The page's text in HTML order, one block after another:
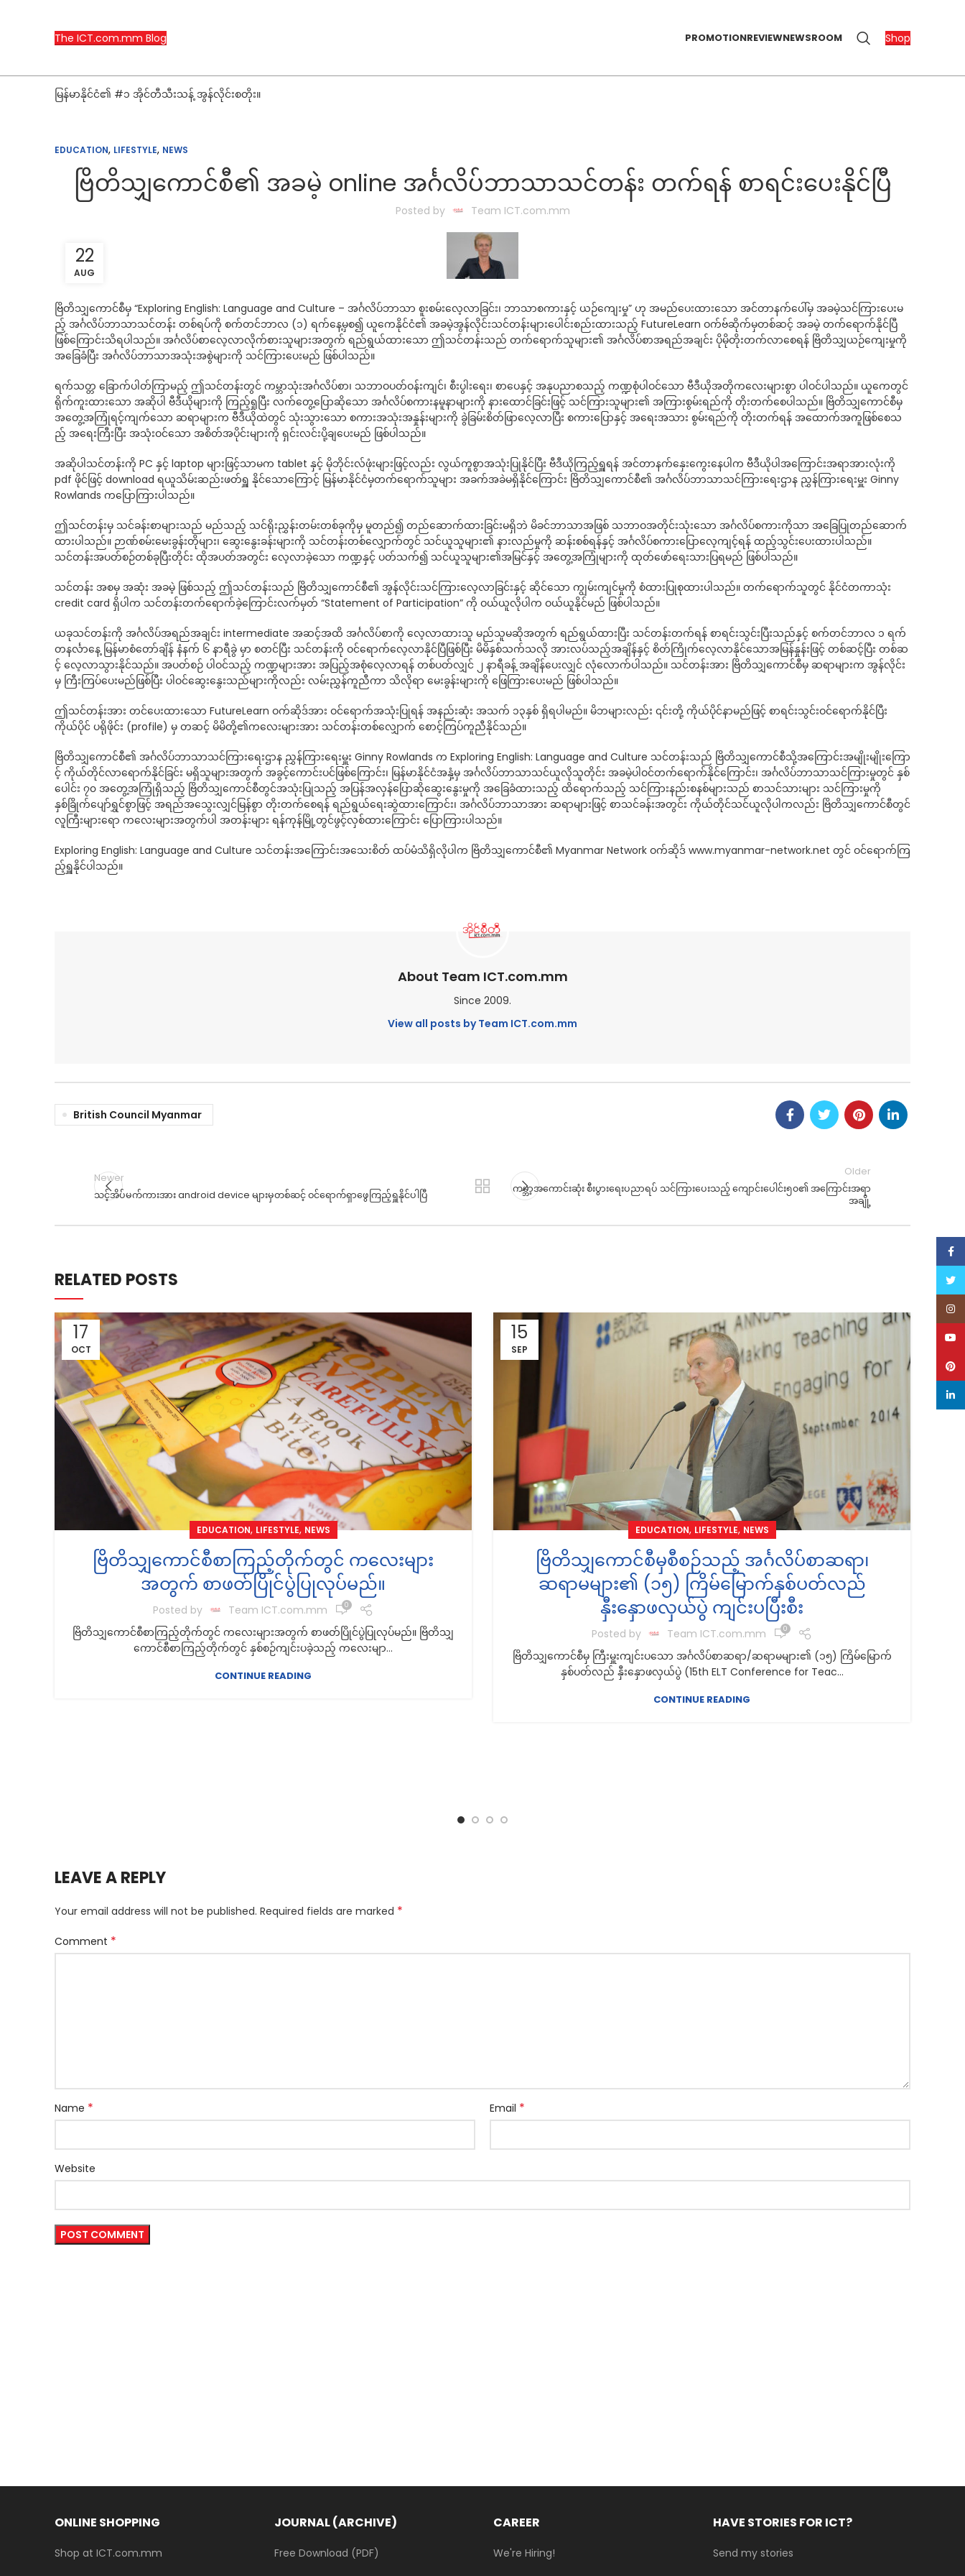
The ICT.com.mm Blog PROMOTIONREVIEWNEWSROOM Shop
မြန်မာနိုင်ငံ၏ #၁ အိုင်တီသီးသန့် အွန်လိုင်းစတိုး။
EDUCATION, LIFESTYLE, NEWS
ဗြိတိသျှကောင်စီ၏ အခမဲ့ online အင်္ဂလိပ်ဘာသာသင်တန်း တက်ရန် စာရင်းပေးနိုင်ပြီ
Posted by Team ICT.com.mm
22
AUG
ဗြိတိသျှကောင်စီမှ “Exploring English: Language and Culture – အင်္ဂလိပ်ဘာသာ စူးစမ်းလေ့လာခြင်း၊ ဘာသာစကားနှင့် ယဉ်ကျေးမှု” ဟု အမည်ပေးထားသော အင်တာနက်ပေါ်မှ အခမဲ့သင်ကြားပေးမ
ည့် အင်္ဂလိပ်ဘာသာသင်တန်း တစ်ရပ်ကို စက်တင်ဘာလ (၁) ရက်နေ့မှစ၍ ယူကေနိုင်ငံ၏ အခမဲ့အွန်လိုင်းသင်တန်းများပေါင်းစည်းထားသည့် FutureLearn ဝက်ဗ်ဆိုက်မှတစ်ဆင့် အခမဲ့ တက်ရောက်နိုင်ပြီ
ဖြစ်ကြောင်းသိရပါသည်။ အင်္ဂလိပ်စာလေ့လာလိုက်စားသူများအတွက် ရည်ရွယ်ထားသော ဤသင်တန်းသည် တက်ရောက်သူများ၏ အင်္ဂလိပ်စာအရည်အချင်း ပိုမိုတိုးတက်လာစေရန် ဗြိတိသျှယဉ်ကျေးမှုကို
အခြေခံပြီး အင်္ဂလိပ်ဘာသာအသုံးအစွဲများကို သင်ကြားပေးမည် ဖြစ်ပါသည်။
ရက်သတ္တ ခြောက်ပါတ်ကြာမည့် ဤသင်တန်းတွင် ကမ္ဘာသုံးအင်္ဂလိပ်စာ၊ သဘာဝပတ်ဝန်းကျင်၊ စီးပွါးရေး၊ စာပေနှင့် အနုပညာစသည့် ကဏ္ဍစုံပါဝင်သော ဗီဒီယိုအတိုကလေးများစွာ ပါဝင်ပါသည်။ ယူကေတွင်
ရိုက်ကူးထားသော အဆိုပါ ဗီဒီယိုများကို ကြည့်ရှုပြီး လက်တွေ့ပြောဆိုသော အင်္ဂလိပ်စကားနမူနာများကို နားထောင်ခြင်းဖြင့် သင်ကြားသူများ၏ အကြားစွမ်းရည်ကို တိုးတက်စေပါသည်။ ဗြိတိသျှကောင်စီမှ
အတွေ့အကြုံရင့်ကျက်သော ဆရာများက ဗီဒီယိုထဲတွင် သုံးသွားသော စကားအသုံးအနှုန်းများကို ခွဲခြမ်းစိတ်ဖြာလေ့လာပြီး စကားပြောနှင့် အရေးအသား စွမ်းရည်ကို တိုးတက်ရန် အထောက်အကူဖြစ်စေသ
ည့် အရေးကြီးပြီး အသုံးဝင်သော အစိတ်အပိုင်းများကို ရှင်းလင်းပို့ချပေးမည် ဖြစ်ပါသည်။
အဆိုပါသင်တန်းကို PC နှင့် laptop များဖြင့်သာမက tablet နှင့် မိုဘိုင်းလ်ဖုံးများဖြင့်လည်း လွယ်ကူစွာအသုံးပြုနိုင်ပြီး ဗီဒီယိုကြည့်ရှူရန် အင်တာနက်နှေးကွေးနေပါက ဗီဒီယိုပါအကြောင်းအရာအားလုံးကို
pdf ဖိုင်ဖြင့် download ရယူသိမ်းဆည်းဖတ်ရှူ နိုင်သောကြောင့် မြန်မာနိုင်ငံမှတက်ရောက်သူများ အခက်အခဲမရှိနိုင်ကြောင်း ဗြိတိသျှကောင်စီ၏ အင်္ဂလိပ်ဘာသာသင်ကြားရေးဌာန ညွှန်ကြားရေးမှူး Ginny
Rowlands ကပြောကြားပါသည်။
ဤသင်တန်းမှ သင်ခန်းစာများသည် မည်သည့် သင်ရိုးညွှန်းတမ်းတစ်ခုကိုမှ မူတည်၍ တည်ဆောက်ထားခြင်းမရှိဘဲ မိခင်ဘာသာအဖြစ် သဘာဝအတိုင်းသုံးသော အင်္ဂလိပ်စကားကိုသာ အခြေပြုတည်ဆောက်
ထားပါသည်။ ဉာဏ်စမ်းမေးခွန်းတိုများ၊ ဆွေးနွေးခန်းများကို သင်တန်းတစ်လျှောက်တွင် သင်ယူသူများ၏ နားလည်မှုကို ဆန်းစစ်ရန်နှင့် အင်္ဂလိပ်စကားပြောလေ့ကျင့်ရန် ထည့်သွင်းပေးထားပါသည်။
သင်တန်းအပတ်စဉ်တစ်ခုပြီးတိုင်း ထိုအပတ်အတွင်း လေ့လာခဲ့သော ကဏ္ဍနှင့် ပတ်သက်၍ သင်ယူသူများ၏အမြင်နှင့် အတွေ့အကြုံများကို ထုတ်ဖော်ရေးသားပြရမည် ဖြစ်ပါသည်။
သင်တန်း အစမှ အဆုံး အခမဲ့ ဖြစ်သည့် ဤသင်တန်းသည် ဗြိတိသျှကောင်စီ၏ အွန်လိုင်းသင်ကြားလေ့လာခြင်းနှင့် ဆိုင်သော ကျွမ်းကျင်မှုကို စံထားပြုစုထားပါသည်။ တက်ရောက်သူတွင် နိုင်ငံတကာသုံး
credit card ရှိပါက သင်တန်းတက်ရောက်ခဲ့ကြောင်းလက်မှတ် “Statement of Participation” ကို ဝယ်ယူလိုပါက ဝယ်ယူနိုင်မည် ဖြစ်ပါသည်။
ယခုသင်တန်းကို အင်္ဂလိပ်အရည်အချင်း intermediate အဆင့်အထိ အင်္ဂလိပ်စာကို လေ့လာထားသူ မည်သူမဆိုအတွက် ရည်ရွယ်ထားပြီး သင်တန်းတက်ရန် စာရင်းသွင်းပြီးသည်နှင့် စက်တင်ဘာလ ၁ ရက်
တနင်္လာနေ့ မြန်မာစံတော်ချိန် နံနက် ၆ နာရီခွဲ မှာ စတင်ပြီး သင်တန်းကို ဝင်ရောက်လေ့လာနိုင်ပြီဖြစ်ပြီး မိမိနှစ်သက်သလို အားလပ်သည့်အချိန်နှင့် စိတ်ကြိုက်လေ့လာနိုင်သောအမြန်နှုန်းဖြင့် တစ်ဆင့်ပြီး တစ်ဆ
င့် လေ့လာသွားနိုင်သည်။ အပတ်စဉ် ပါဝင်သည့် ကဏ္ဍများအား အပြည့်အစုံလေ့လာရန် တစ်ပတ်လျှင် ၂ နာရီခန့် အချိန်ပေးလျှင် လုံလောက်ပါသည်။ သင်တန်းအား ဗြိတိသျှကောင်စီမှ ဆရာများက အွန်လိုင်း
မှ ကြီးကြပ်ပေးမည်ဖြစ်ပြီး ပါဝင်ဆွေးနွေးသည်များကိုလည်း လမ်းညွှန်ကူညီကာ သိလိုရာ မေးခွန်းများကို ဖြေကြားပေးမည် ဖြစ်ပါသည်။
ဤသင်တန်းအား တင်ပေးထားသော FutureLearn ဝက်ဆိုဒ်အား ဝင်ရောက်အသုံးပြုရန် အနည်းဆုံး အသက် ၁၃နှစ် ရှိရပါမည်။ မိဘများလည်း ၎င်းတို့ ကိုယ်ပိုင်နာမည်ဖြင့် စာရင်းသွင်းဝင်ရောက်နိုင်ပြီး
ကိုယ်ပိုင် ပရိုဖိုင်း (profile) မှ တဆင့် မိမိတို့၏ကလေးများအား သင်တန်းတစ်လျှောက် စောင့်ကြပ်ကူညီနိုင်သည်။
ဗြိတိသျှကောင်စီ၏ အင်္ဂလိပ်ဘာသာသင်ကြားရေးဌာန ညွှန်ကြားရေးမှူး Ginny Rowlands က Exploring English: Language and Culture သင်တန်းသည် ဗြိတိသျှကောင်စီသို့အကြောင်းအမျိုးမျိုးကြော
င့် ကိုယ်တိုင်လာရောက်နိုင်ခြင်း မရှိသူများအတွက် အခွင့်ကောင်းပင်ဖြစ်ကြောင်း၊ မြန်မာနိုင်ငံအနှံ့မှ အင်္ဂလိပ်ဘာသာသင်ယူလိုသူတိုင်း အခမဲ့ပါဝင်တက်ရောက်နိုင်ကြောင်း၊ အင်္ဂလိပ်ဘာသာသင်ကြားမှုတွင် နှစ်
ပေါင်း ၇၀ အတွေ့အကြုံရှိသည့် ဗြိတိသျှကောင်စီတွင်အသုံးပြုသည့် အပြန်အလှန်ပြောဆိုဆွေးနွေးမှုကို အခြေခံထားသည့် ထိရောက်သည့် သင်ကြားနည်းစနစ်များသည် စာသင်သားများ သင်ကြားမှုကို
နှစ်ခြိုက်ပျော်ရွှင်စွာဖြင့် အရည်အသွေးလျှင်မြန်စွာ တိုးတက်စေရန် ရည်ရွယ်ရေးဆွဲထားကြောင်း၊ အင်္ဂလိပ်ဘာသာအား ဆရာများဖြင့် စာသင်ခန်းအတွင်း ကိုယ်တိုင်သင်ယူလိုပါကလည်း ဗြိတိသျှကောင်စီတွင်
လူကြီးများရော ကလေးများအတွက်ပါ အတန်းများ ရန်ကုန်မြို့တွင်ဖွင့်လှစ်ထားကြောင်း ပြောကြားပါသည်။
Exploring English: Language and Culture သင်တန်းအကြောင်းအသေးစိတ် ထပ်မံသိရှိလိုပါက ဗြိတိသျှကောင်စီ၏ Myanmar Network ဝက်ဆိုဒ် www.myanmar-network.net တွင် ဝင်ရောက်ကြ
ည့်ရှူနိုင်ပါသည်။
About Team ICT.com.mm
Since 2009.
View all posts by Team ICT.com.mm
British Council Myanmar
Newer
သင့်အိပ်မက်ကားအား android device များမှတစ်ဆင့် ဝင်ရောက်ရှာဖွေကြည့်ရှူနိုင်ပါပြီ
Older
ကမ္ဘာ့အကောင်းဆုံး စီးပွားရေးပညာရပ် သင်ကြားပေးသည့် ကျောင်းပေါင်း၅၀၏ အကြောင်းအရာ
အချို့
RELATED POSTS
17
OCT
EDUCATION, LIFESTYLE, NEWS
ဗြိတိသျှကောင်စီစာကြည့်တိုက်တွင် ကလေးများ
အတွက် စာဖတ်ပြိုင်ပွဲပြုလုပ်မည်။
Posted by Team ICT.com.mm 0
ဗြိတိသျှကောင်စီစာကြည့်တိုက်တွင် ကလေးများအတွက် စာဖတ်ပြိုင်ပွဲပြုလုပ်မည်။ ဗြိတိသျှ
ကောင်စီစာကြည့်တိုက်တွင် နှစ်စဉ်ကျင်းပခဲ့သည့် ကလေးမျာ...
CONTINUE READING
15
SEP
EDUCATION, LIFESTYLE, NEWS
ဗြိတိသျှကောင်စီမှစီစဉ်သည့် အင်္ဂလိပ်စာဆရာ၊
ဆရာမများ၏ (၁၅) ကြိမ်မြောက်နှစ်ပတ်လည်
နှီးနှောဖလှယ်ပွဲ ကျင်းပပြီးစီး
Posted by Team ICT.com.mm 0
ဗြိတိသျှကောင်စီမှ ကြီးမှူးကျင်းပသော အင်္ဂလိပ်စာဆရာ/ဆရာမများ၏ (၁၅) ကြိမ်မြောက်
နှစ်ပတ်လည် နှီးနှောဖလှယ်ပွဲ (15th ELT Conference for Teac...
CONTINUE READING
LEAVE A REPLY
Your email address will not be published. Required fields are marked *
Comment *
Name * Email *
Website
ONLINE SHOPPING
Shop at ICT.com.mm
JOURNAL (ARCHIVE)
Free Download (PDF)
CAREER
We're Hiring!
HAVE STORIES FOR ICT?
Send my stories